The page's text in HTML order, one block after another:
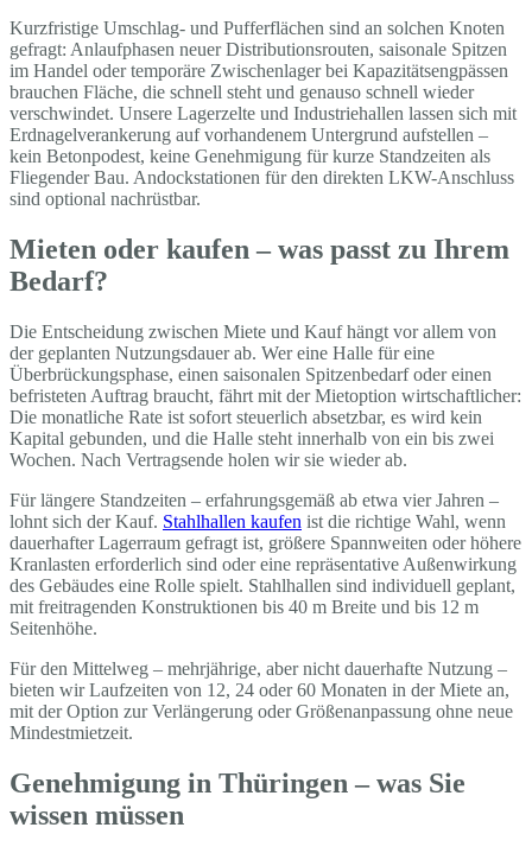
Kurzfristige Umschlag- und Pufferflächen sind an solchen Knoten
gefragt: Anlaufphasen neuer Distributionsrouten, saisonale Spitzen
im Handel oder temporäre Zwischenlager bei Kapazitätsengpässen
brauchen Fläche, die schnell steht und genauso schnell wieder
verschwindet. Unsere Lagerzelte und Industriehallen lassen sich mit
Erdnagelverankerung auf vorhandenem Untergrund aufstellen –
kein Betonpodest, keine Genehmigung für kurze Standzeiten als
Fliegender Bau. Andockstationen für den direkten LKW-Anschluss
sind optional nachrüstbar.
Mieten oder kaufen – was passt zu Ihrem
Bedarf?
Die Entscheidung zwischen Miete und Kauf hängt vor allem von
der geplanten Nutzungsdauer ab. Wer eine Halle für eine
Überbrückungsphase, einen saisonalen Spitzenbedarf oder einen
befristeten Auftrag braucht, fährt mit der Mietoption wirtschaftlicher:
Die monatliche Rate ist sofort steuerlich absetzbar, es wird kein
Kapital gebunden, und die Halle steht innerhalb von ein bis zwei
Wochen. Nach Vertragsende holen wir sie wieder ab.
Für längere Standzeiten – erfahrungsgemäß ab etwa vier Jahren –
lohnt sich der Kauf. Stahlhallen kaufen ist die richtige Wahl, wenn
dauerhafter Lagerraum gefragt ist, größere Spannweiten oder höhere
Kranlasten erforderlich sind oder eine repräsentative Außenwirkung
des Gebäudes eine Rolle spielt. Stahlhallen sind individuell geplant,
mit freitragenden Konstruktionen bis 40 m Breite und bis 12 m
Seitenhöhe.
Für den Mittelweg – mehrjährige, aber nicht dauerhafte Nutzung –
bieten wir Laufzeiten von 12, 24 oder 60 Monaten in der Miete an,
mit der Option zur Verlängerung oder Größenanpassung ohne neue
Mindestmietzeit.
Genehmigung in Thüringen – was Sie
wissen müssen